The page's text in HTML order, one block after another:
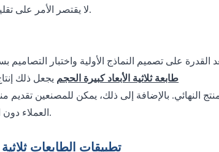
لا يقتصر الأمر على تقليل النفايات فحسب، بل يقلل أيضًا من الأثر البيئي للإنتاج.
طابعة ثلاثية الأبعاد كبيرة الحجم
العملاء دون الحاجة إلى تغييرات مكلفة في الأدوات أو إعادة تجهيزها.
تطبيقات الطابعات